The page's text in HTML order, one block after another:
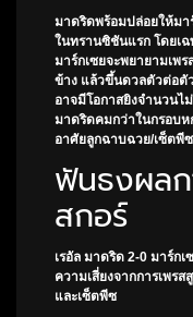
มาดริดพร้อมปล่อยให้มา
ในทรานซิชันแรก โดยเ
มาร์กเซยจะพยายามเพ
ข้าง แล้วขึ้นดวลตัวต่อตั
อาจมีโอกาสยิงจำนวนไ
มาดริดคมกว่าในกรอบ
อาศัยลูกฉาบฉวย/เซ็ตพี
ฟันธงผลก
สกอร์
เรอัล มาดริด 2-0 มาร์ก
ความเสี่ยงจากการเพร
และเซ็ตพีซ